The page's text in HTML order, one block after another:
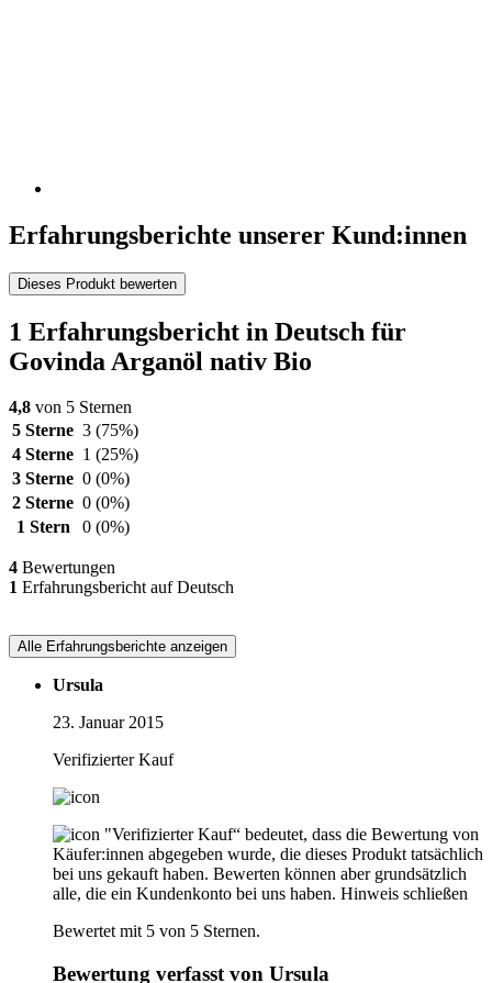
Erfahrungsberichte unserer Kund:innen
Dieses Produkt bewerten
1 Erfahrungsbericht in Deutsch für
Govinda Arganöl nativ Bio
4,8 von 5 Sternen
5 Sterne 3 (75%)
4 Sterne 1 (25%)
3 Sterne 0 (0%)
2 Sterne 0 (0%)
1 Stern
0 (0%)
4 Bewertungen
1 Erfahrungsbericht auf Deutsch
Alle Erfahrungsberichte anzeigen
Ursula
23. Januar 2015
Verifizierter Kauf
"Verifizierter Kauf“ bedeutet, dass die Bewertung von
Käufer:innen abgegeben wurde, die dieses Produkt tatsächlich
bei uns gekauft haben. Bewerten können aber grundsätzlich
alle, die ein Kundenkonto bei uns haben. Hinweis schließen
Bewertet mit 5 von 5 Sternen.
Bewertung verfasst von Ursula